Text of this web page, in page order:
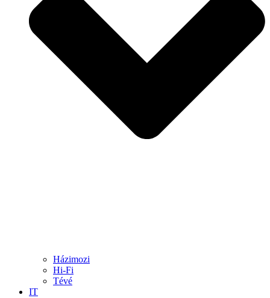
Házimozi
Hi-Fi
Tévé
IT